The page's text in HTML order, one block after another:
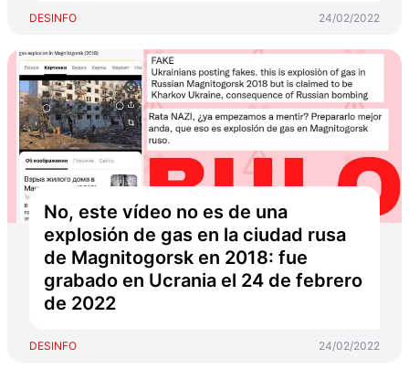
DESINFO 24/02/2022
No, este vídeo no es de una
explosión de gas en la ciudad rusa
de Magnitogorsk en 2018: fue
grabado en Ucrania el 24 de febrero
de 2022
DESINFO 24/02/2022